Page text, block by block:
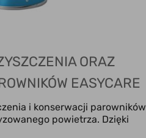
ORAZ
EASYCARE
CAREi konserwacji parowników
powietrza. Dzięki